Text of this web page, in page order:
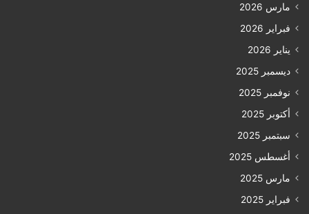
مارس 2026
فبراير 2026
يناير 2026
ديسمبر 2025
نوفمبر 2025
أكتوبر 2025
سبتمبر 2025
أغسطس 2025
مارس 2025
فبراير 2025